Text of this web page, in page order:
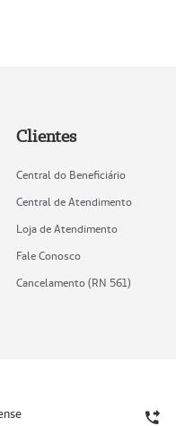
Clientes
Central do Beneficiário
Central de Atendimento
Loja de Atendimento
Fale Conosco
Cancelamento (RN 561)